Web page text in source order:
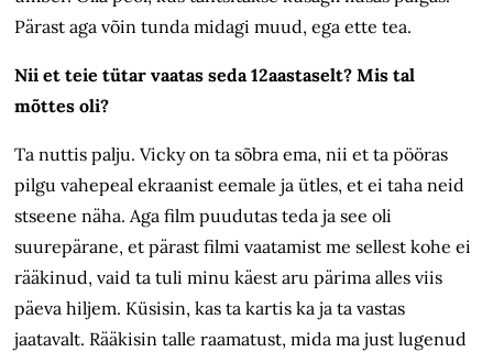
Pärast aga võin tunda midagi muud, ega ette tea.
Nii et teie tütar vaatas seda 12aastaselt? Mis tal
mõttes oli?
Ta nuttis palju. Vicky on ta sõbra ema, nii et ta pööras
pilgu vahepeal ekraanist eemale ja ütles, et ei taha neid
stseene näha. Aga film puudutas teda ja see oli
suurepärane, et pärast filmi vaatamist me sellest kohe ei
rääkinud, vaid ta tuli minu käest aru pärima alles viis
päeva hiljem. Küsisin, kas ta kartis ka ja ta vastas
jaatavalt. Rääkisin talle raamatust, mida ma just lugenud